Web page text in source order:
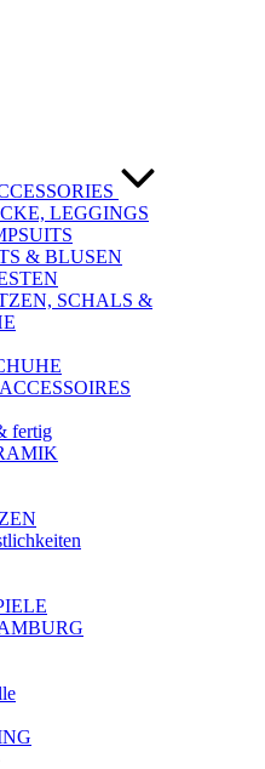
LEGGINGS
& BLUSEN
SCHALS &
fertig